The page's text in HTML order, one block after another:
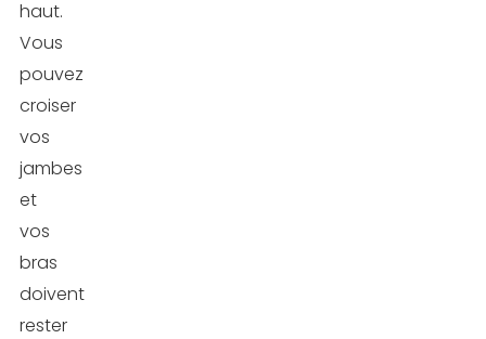
haut.
Vous
pouvez
croiser
vos
jambes
et
vos
bras
doivent
rester